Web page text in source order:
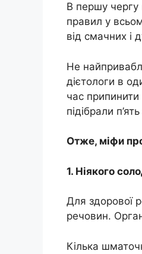
В першу чергу
правил у
від смачних і
Не
дієтологи в
час
підібрали
Отже, міфи
1. Ніякого
Для здорової
речовин.
Кілька